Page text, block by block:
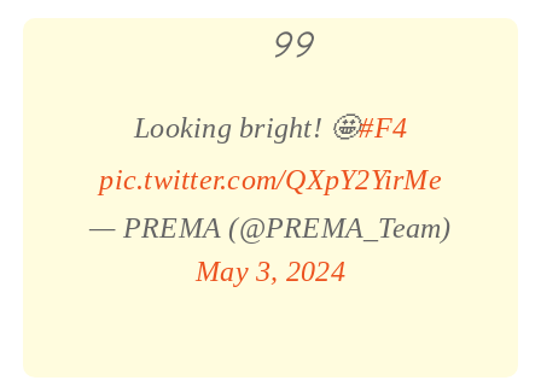
Looking bright! 🤩#F4
pic.twitter.com/QXpY2YirMe
— PREMA (@PREMA_Team)
May 3, 2024